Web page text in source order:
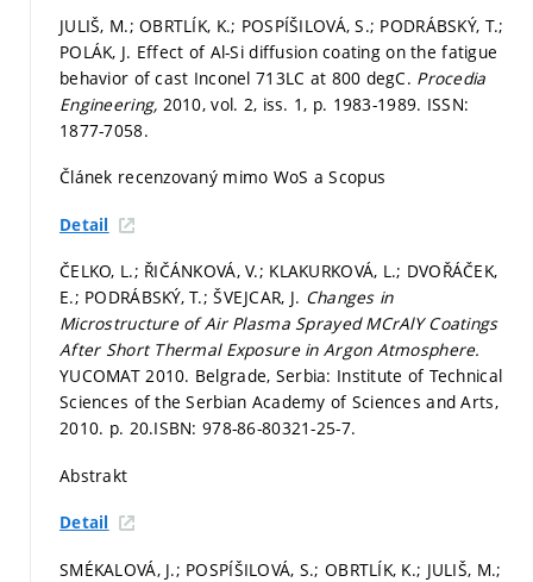
JULIŠ, M.; OBRTLÍK, K.; POSPÍŠILOVÁ, S.; PODRÁBSKÝ, T.;
POLÁK, J. Effect of Al-Si diffusion coating on the fatigue
behavior of cast Inconel 713LC at 800 degC. Procedia
Engineering, 2010, vol. 2, iss. 1, p. 1983-1989. ISSN:
1877-7058.
Článek recenzovaný mimo WoS a Scopus
Detail
ČELKO, L.; ŘIČÁNKOVÁ, V.; KLAKURKOVÁ, L.; DVOŘÁČEK,
E.; PODRÁBSKÝ, T.; ŠVEJCAR, J. Changes in
Microstructure of Air Plasma Sprayed MCrAlY Coatings
After Short Thermal Exposure in Argon Atmosphere.
YUCOMAT 2010. Belgrade, Serbia: Institute of Technical
Sciences of the Serbian Academy of Sciences and Arts,
2010. p. 20.ISBN: 978-86-80321-25-7.
Abstrakt
Detail
SMÉKALOVÁ, J.; POSPÍŠILOVÁ, S.; OBRTLÍK, K.; JULIŠ, M.;